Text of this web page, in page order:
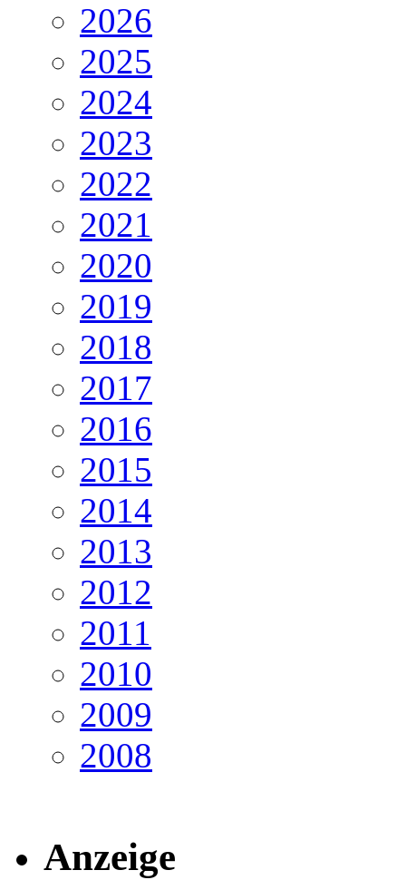
2026
2025
2024
2023
2022
2021
2020
2019
2018
2017
2016
2015
2014
2013
2012
2011
2010
2009
2008
Anzeige